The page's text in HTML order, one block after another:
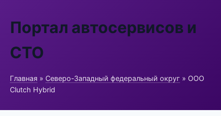
Портал автосервисов и
СТО
Главная » Северо-Западный федеральный округ » ООО
Clutch Hybrid